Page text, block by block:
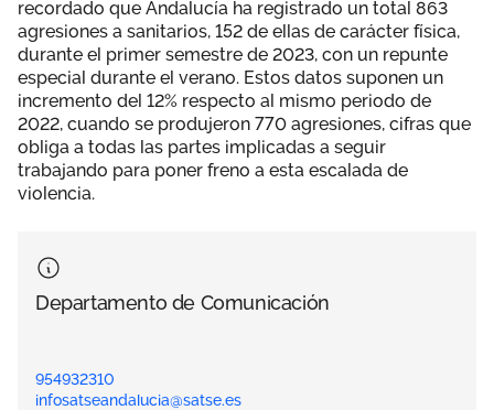
recordado que Andalucía ha registrado un total 863
agresiones a sanitarios, 152 de ellas de carácter física,
durante el primer semestre de 2023, con un repunte
especial durante el verano. Estos datos suponen un
incremento del 12% respecto al mismo periodo de
2022, cuando se produjeron 770 agresiones, cifras que
obliga a todas las partes implicadas a seguir
trabajando para poner freno a esta escalada de
violencia.
Departamento de Comunicación
954932310
infosatseandalucia@satse.es